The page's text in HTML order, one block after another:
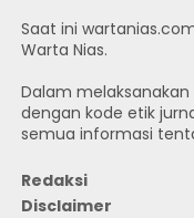
Saat ini
Warta Nias.
Dalam
dengan kode etik
semua informasi
Redaksi
Disclaimer